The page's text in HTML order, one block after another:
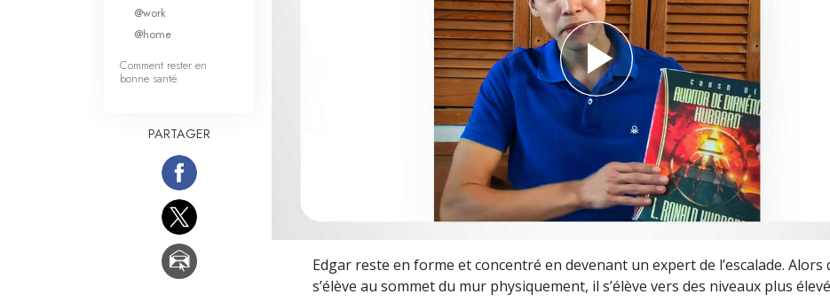
Edgar reste en forme et concentré en devenant un expert de l’escalade. Alors
s’élève au sommet du mur physiquement, il s’élève vers des niveaux plus
@work
@home
Comment rester en
bonne santé
PARTAGER